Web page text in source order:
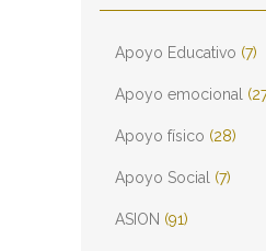
Apoyo Educativo (7)
Apoyo emocional
Apoyo físico (28)
Apoyo Social (7)
ASION (91)